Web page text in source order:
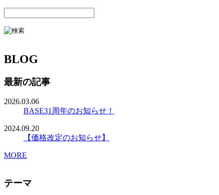
BLOG
最新の記事
2026.03.06
BASE31周年のお知らせ！
2024.09.20
【価格改定のお知らせ】
MORE
テーマ